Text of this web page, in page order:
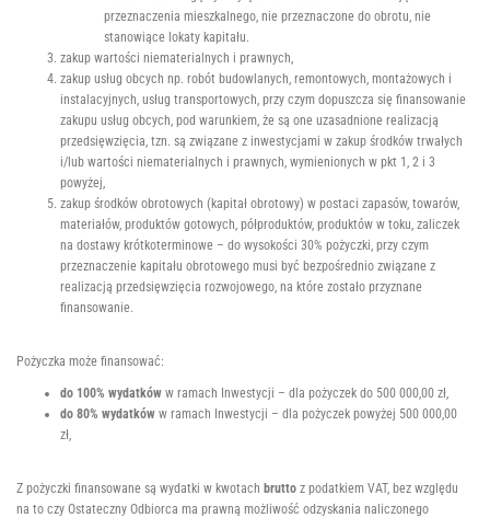
przeznaczenia mieszkalnego, nie przeznaczone do obrotu, nie
stanowiące lokaty kapitału.
zakup wartości niematerialnych i prawnych,
zakup usług obcych np. robót budowlanych, remontowych, montażowych i
instalacyjnych, usług transportowych, przy czym dopuszcza się finansowanie
zakupu usług obcych, pod warunkiem, że są one uzasadnione realizacją
przedsięwzięcia, tzn. są związane z inwestycjami w zakup środków trwałych
i/lub wartości niematerialnych i prawnych, wymienionych w pkt 1, 2 i 3
powyżej,
zakup środków obrotowych (kapitał obrotowy) w postaci zapasów, towarów,
materiałów, produktów gotowych, półproduktów, produktów w toku, zaliczek
na dostawy krótkoterminowe – do wysokości 30% pożyczki, przy czym
przeznaczenie kapitału obrotowego musi być bezpośrednio związane z
realizacją przedsięwzięcia rozwojowego, na które zostało przyznane
finansowanie.
Pożyczka może finansować:
do 100% wydatkóww ramach Inwestycji – dla pożyczek do 500 000,00 zł,
do 80% wydatkóww ramach Inwestycji – dla pożyczek powyżej 500 000,00
zł,
Z pożyczki finansowane są wydatki w kwotach bruttoz podatkiem VAT, bez względu
na to czy Ostateczny Odbiorca ma prawną możliwość odzyskania naliczonego